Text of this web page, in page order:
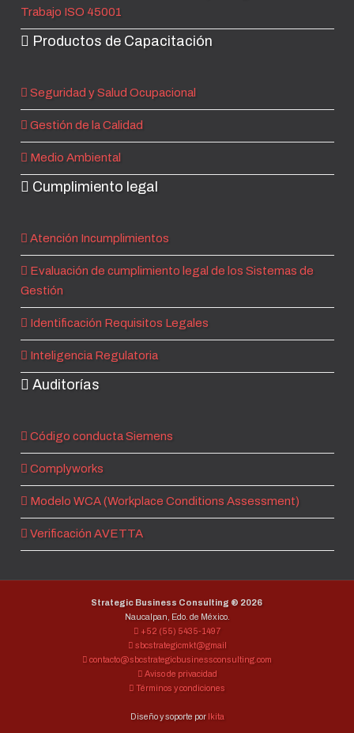
Trabajo ISO 45001
Productos de Capacitación
Seguridad y Salud Ocupacional
Gestión de la Calidad
Medio Ambiental
Cumplimiento legal
Atención Incumplimientos
Evaluación de cumplimiento legal de los Sistemas de
Gestión
Identificación Requisitos Legales
Inteligencia Regulatoria
Auditorías
Código conducta Siemens
Complyworks
Modelo WCA (Workplace Conditions Assessment)
Verificación AVETTA
Strategic Business Consulting ® 2026
Naucalpan, Edo. de México.
+52 (55) 5435-1497
sbcstrategicmkt@gmail
contacto@sbcstrategicbusinessconsulting.com
Aviso de privacidad
Términos y condiciones
Diseño y soporte por Ikita